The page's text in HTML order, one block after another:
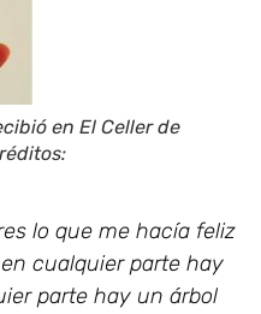
en El Celler de
lo que me hacía feliz
cualquier parte hay
parte hay un árbol